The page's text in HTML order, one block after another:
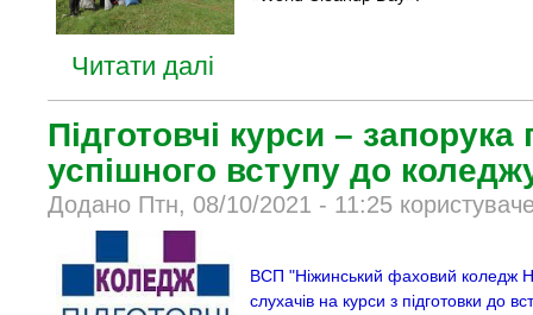
Читати далі
Підготовчі курси –
успішного вступу до
Додано Птн, 08/10/2021 - 11:25
ВСП "Ніжинський фаховий коледж
слухачів на курси з підготовки до